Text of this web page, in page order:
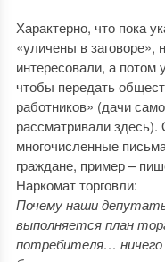
Характерно, что пока
«уличены в заговоре»,
интересовали, а потом
чтобы передать
работников» (дачи
рассматривали
многочисленные
граждане, пример –
Наркомат торговли:
Почему наши
выполняется план
потребителя…